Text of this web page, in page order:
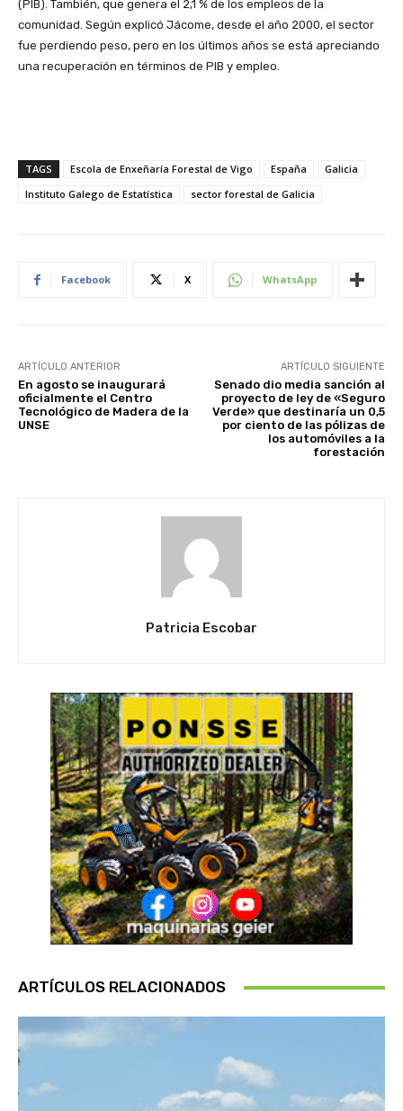
(PIB). También, que genera el 2,1 % de los empleos de la
comunidad. Según explicó Jácome, desde el año 2000, el sector
fue perdiendo peso, pero en los últimos años se está apreciando
una recuperación en términos de PIB y empleo.
TAGS Escola de Enxeñaría Forestal de Vigo España
Galicia
Instituto Galego de Estatística
sector forestal de Galicia
Facebook X WhatsApp
ARTÍCULO ANTERIOR
En agosto se inaugurará
oficialmente el Centro
Tecnológico de Madera de la
UNSE
ARTÍCULO SIGUIENTE
Senado dio media sanción al
proyecto de ley de «Seguro
Verde» que destinaría un 0,5
por ciento de las pólizas de
los automóviles a la
forestación
Patricia Escobar
ARTÍCULOS RELACIONADOS